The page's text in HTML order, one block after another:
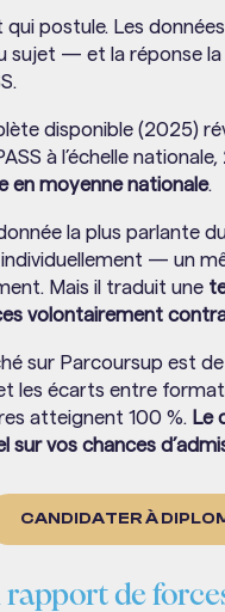
postule. Les
sujet — et la réponse la
disponible (2025)
à l’échelle
en moyenne nationale.
la plus parlante
— un
Mais il traduit une
volontairement
sur Parcoursup est
les écarts entre
atteignent 100 %. Le
vos chances
CANDIDATER À
rapport de